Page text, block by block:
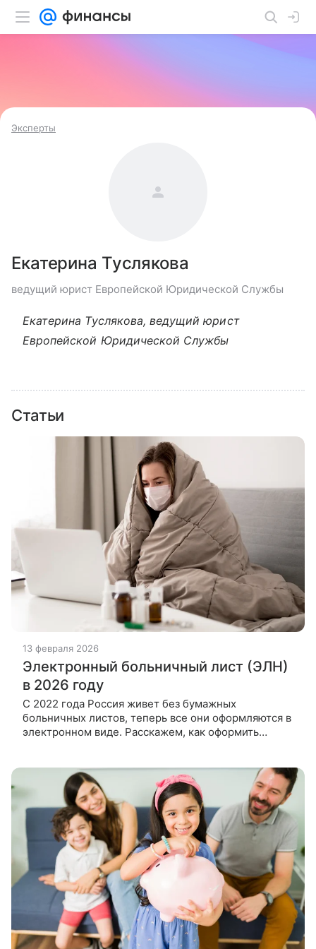
Эксперты
Екатерина Туслякова
ведущий юрист Европейской Юридической Службы
Екатерина Туслякова, ведущий юрист
Европейской Юридической Службы
Статьи
13 февраля 2026
Электронный больничный лист (ЭЛН)
в 2026 году
С 2022 года Россия живет без бумажных
больничных листов, теперь все они оформляются в
электронном виде. Расскажем, как оформить